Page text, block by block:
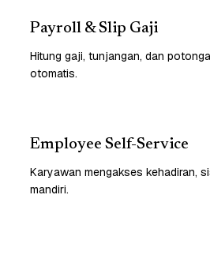
Payroll & Slip Gaji
Hitung gaji, tunjangan, dan
otomatis.
Employee Self-Service
Karyawan mengakses kehadiran,
mandiri.